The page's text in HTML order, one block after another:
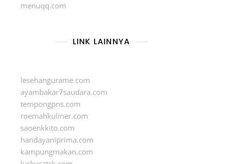
menuqq.com
LINK LAINNYA
lesehangurame.com
ayambakar7saudara.com
tempongpns.com
roemahkuliner.com
saoenkkito.com
handayaniprima.com
kampungmakan.com